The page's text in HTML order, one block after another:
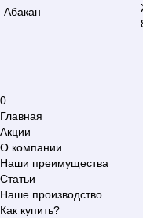
Абакан
0
Главная
Акции
О компании
Наши преимущества
Статьи
Наше производство
Как купить?